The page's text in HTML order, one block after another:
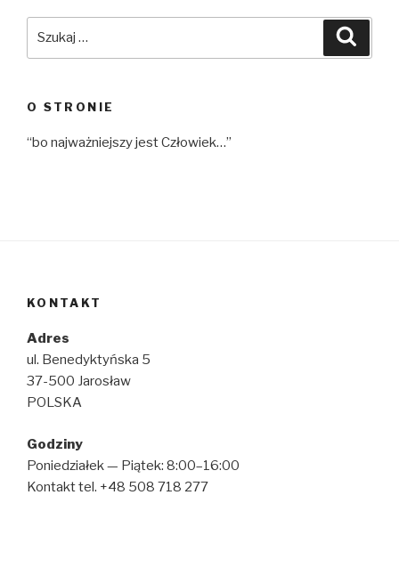
O STRONIE
“bo najważniejszy jest Człowiek…”
KONTAKT
Adres
ul. Benedyktyńska 5
37-500 Jarosław
POLSKA
Godziny
Poniedziałek — Piątek: 8:00–16:00
Kontakt tel. +48 508 718 277